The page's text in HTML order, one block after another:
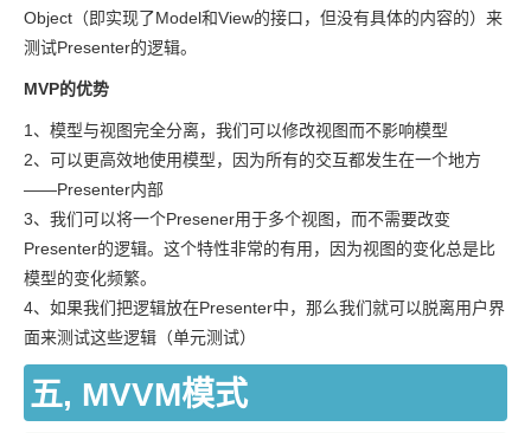
Object（即实现了Model和View的接口，但没有具体的内容的）来
测试Presenter的逻辑。
MVP的优势
1、模型与视图完全分离，我们可以修改视图而不影响模型
2、可以更高效地使用模型，因为所有的交互都发生在一个地方
——Presenter内部
3、我们可以将一个Presener用于多个视图，而不需要改变
Presenter的逻辑。这个特性非常的有用，因为视图的变化总是比
模型的变化频繁。
4、如果我们把逻辑放在Presenter中，那么我们就可以脱离用户界
面来测试这些逻辑（单元测试）
五, MVVM模式